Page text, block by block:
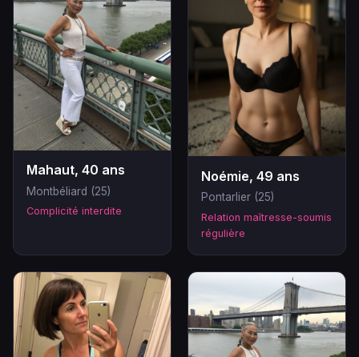
Mahaut, 40 ans
Montbéliard (25)
Complicité interdite
Noémie, 49 ans
Pontarlier (25)
Relation maîtresse-soumis
régulière